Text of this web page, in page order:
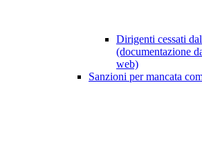
Dirigenti cessati
(documentazione
web)
Sanzioni per mancata